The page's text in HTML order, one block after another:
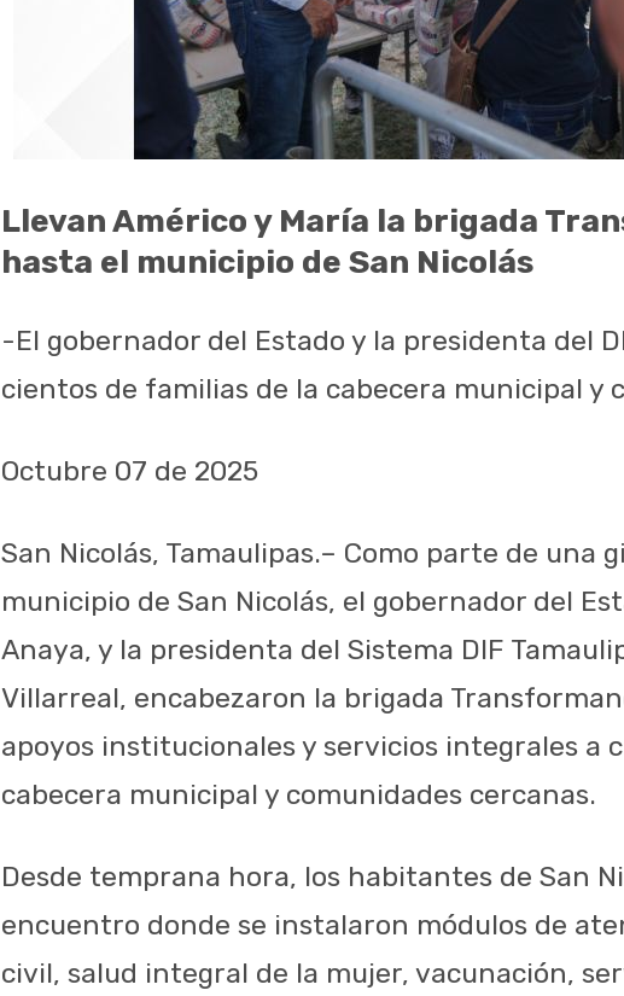
Llevan Américo y María la brigada
hasta el municipio de San Nicolás
-El gobernador del Estado y la presidenta del
cientos de familias de la cabecera municipal y
Octubre 07 de 2025
San Nicolás, Tamaulipas.– Como parte de una
municipio de San Nicolás, el gobernador del
Anaya, y la presidenta del Sistema DIF
Villarreal, encabezaron la brigada
apoyos institucionales y servicios integrales a
cabecera municipal y comunidades cercanas.
Desde temprana hora, los habitantes de San
encuentro donde se instalaron módulos de
civil, salud integral de la mujer, vacunación,